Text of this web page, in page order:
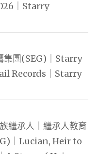
｜Starry
集團(SEG)｜Starry
Records｜Starry
繼承人｜繼承人教育
｜Lucian, Heir to